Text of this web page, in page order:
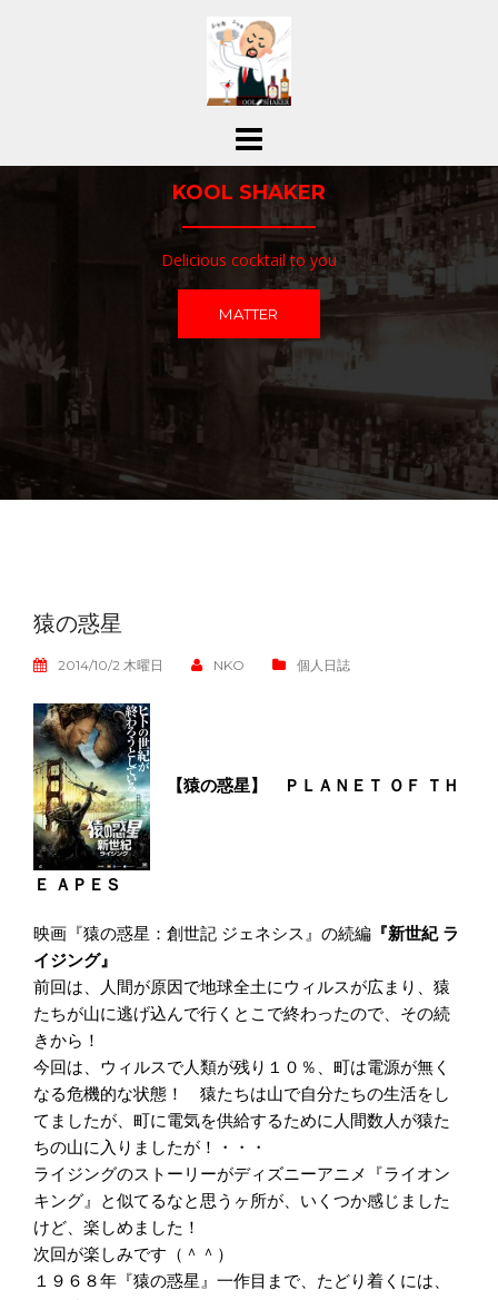
ス
KOOL SHAKER
Delicious cocktail to you
MATTER
猿の惑星
2014/10/2 木曜日 NKO 個人日誌
【猿の惑星】 ＰＬＡＮＥＴ ＯＦ ＴＨ
Ｅ ＡＰＥＳ
映画『猿の惑星：創世記 ジェネシス』の続編 『新世紀 ラ
イジング』
前回は、人間が原因で地球全土にウィルスが広まり、猿
たちが山に逃げ込んで行くとこで終わったので、その続
きから！
今回は、ウィルスで人類が残り１０％、町は電源が無く
なる危機的な状態！ 猿たちは山で自分たちの生活をし
てましたが、町に電気を供給するために人間数人が猿た
ちの山に入りましたが！・・・
ライジングのストーリーがディズニーアニメ『ライオン
キング』と似てるなと思うヶ所が、いくつか感じました
けど、楽しめました！
次回が楽しみです（＾＾）
１９６８年『猿の惑星』一作目まで、たどり着くには、